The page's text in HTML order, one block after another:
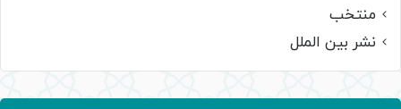
منتخب
نشر بین الملل